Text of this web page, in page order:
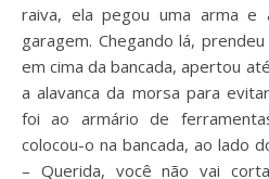
raiva, ela pegou uma arma
garagem. Chegando lá,
em cima da bancada, apertou
a alavanca da morsa para
foi ao armário de
colocou-o na bancada, ao lado
– Querida, você não vai